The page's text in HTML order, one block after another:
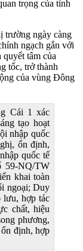
trọng của tỉnh
trường ngày càng
ngạch gắn với
tâm của
tốc, trở thành
của vùng Đông
Cái 1 xác
tạo hoạt
nhập quốc
ổn định,
quốc tế
59-NQ/TW
khai toàn
ngoại; Duy
lưu, hợp tác
chất, hiệu
phương,
định, hợp